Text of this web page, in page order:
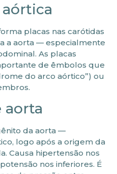
placas nas carótidas
a aorta — especialmente
As placas
de êmbolos que
do arco aórtico”) ou
aorta
da aorta —
logo após a origem da
Causa hipertensão nos
nos inferiores. É